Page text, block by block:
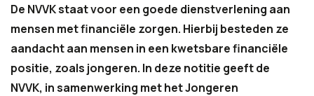
De NVVK staat voor een goede dienstverlening aan
mensen met financiële zorgen. Hierbij besteden ze
aandacht aan mensen in een kwetsbare financiële
positie, zoals jongeren. In deze notitie geeft de
NVVK, in samenwerking met het Jongeren